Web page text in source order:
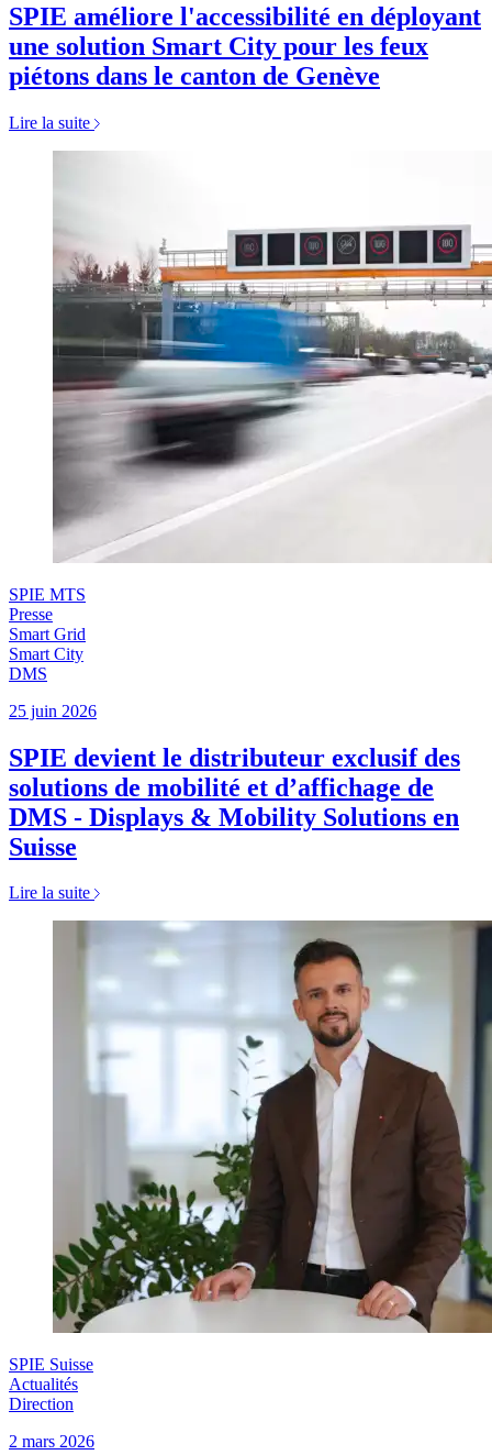
SPIE améliore l'accessibilité en déployant
une solution Smart City pour les feux
piétons dans le canton de Genève
Lire la suite
SPIE MTS
Presse
Smart Grid
Smart City
DMS
25 juin 2026
SPIE devient le distributeur exclusif des
solutions de mobilité et d’affichage de
DMS - Displays & Mobility Solutions en
Suisse
Lire la suite
SPIE Suisse
Actualités
Direction
2 mars 2026